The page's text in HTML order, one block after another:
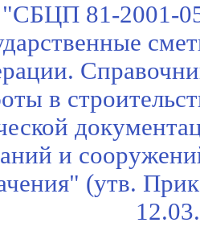
"СБЦП 81-2001-
в
и
(утв.